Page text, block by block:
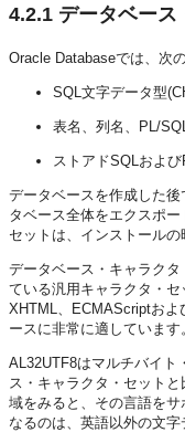
4.2.1 データベース
Oracle Databaseでは、次
SQL文字データ型
表名、列名、PL/
ストアドSQLおよ
データベースを作成した
タベース全体をエクスポ
セットは、インストールの
データベース・キャラク
ている汎用キャラクタ・
XHTML、ECMAScriptおよ
ースに非常に適しています
AL32UTF8はマルチバイト
ス・キャラクタ・セット
域をみると、その言語を
なるのは、英語以外の文